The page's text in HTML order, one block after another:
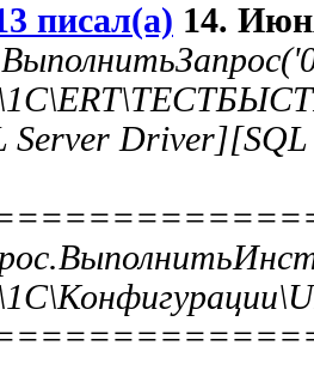
писал(а) 14.
Server